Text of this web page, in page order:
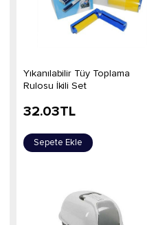
Yıkanılabilir Tüy Toplama
Rulosu İkili Set
32.03TL
Sepete Ekle